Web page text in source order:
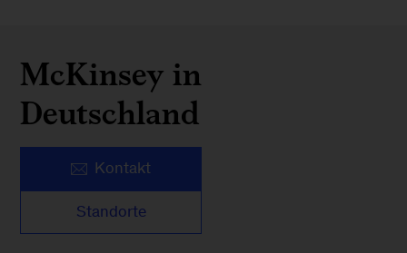
McKinsey in
Deutschland
Kontakt
Standorte